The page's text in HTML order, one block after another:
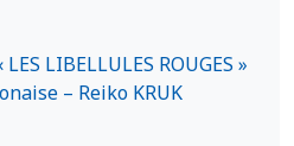
LIBELLULES ROUGES »
– Reiko KRUK